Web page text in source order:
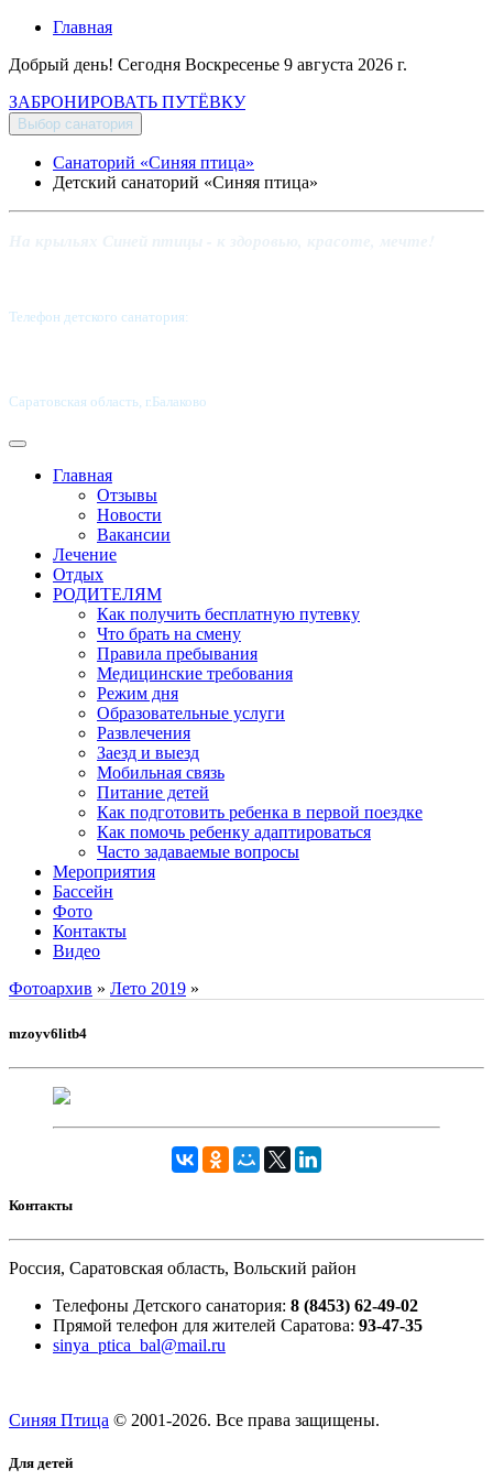
Главная
Добрый день! Сегодня Воскресенье 9 августа 2026 г.
ЗАБРОНИРОВАТЬ ПУТЁВКУ
Выбор санатория
Санаторий «Синяя птица»
Детский санаторий «Синяя птица»
Телефон детского санатория:
Саратовская область, г.Балаково
Главная
Отзывы
Новости
Вакансии
Лечение
Отдых
РОДИТЕЛЯМ
Как получить бесплатную путевку
Что брать на смену
Правила пребывания
Медицинские требования
Режим дня
Образовательные услуги
Развлечения
Заезд и выезд
Мобильная связь
Питание детей
Как подготовить ребенка в первой поездке
Как помочь ребенку адаптироваться
Часто задаваемые вопросы
Мероприятия
Бассейн
Фото
Контакты
Видео
Фотоархив » Лето 2019 »
mzoyv6litb4
Контакты
Россия, Саратовская область, Вольский район
Телефоны Детского санатория: 8 (8453) 62-49-02
Прямой телефон для жителей Саратова: 93-47-35
sinya_ptica_bal@mail.ru
Синяя Птица © 2001-2026. Все права защищены.
Для детей